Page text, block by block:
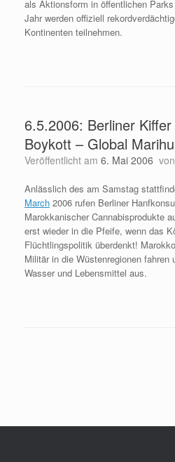
als Aktionsform in öffentlichen
Jahr werden offiziell
Kontinenten teilnehmen.
6.5.2006: Berliner
Boykott – Global
Veröffentlicht am 6. Mai 2006 von
Anlässlich des am Samstag
March 2006 rufen Berliner
Marokkanischer Cannabisprodukte
erst wieder in die Pfeife, wenn das
Flüchtlingspolitik überdenkt!
Militär in die Wüstenregionen
Wasser und Lebensmittel aus.